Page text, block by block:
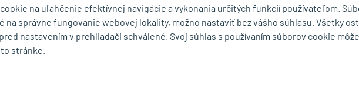
Budovateľská 75
MENU
O spoločnosti
na uľahčenie efektívnej navigácie a vykonania určitých funkcií používateľom.
na správne fungovanie webovej lokality, možno nastaviť bez vášho súhlasu. Všetky
nastavením v prehliadači schválené. Svoj súhlas s používaním súborov cookie
stránke.